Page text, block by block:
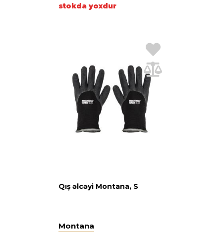
stokda yoxdur
Qış əlcəyi Montana, S
Montana